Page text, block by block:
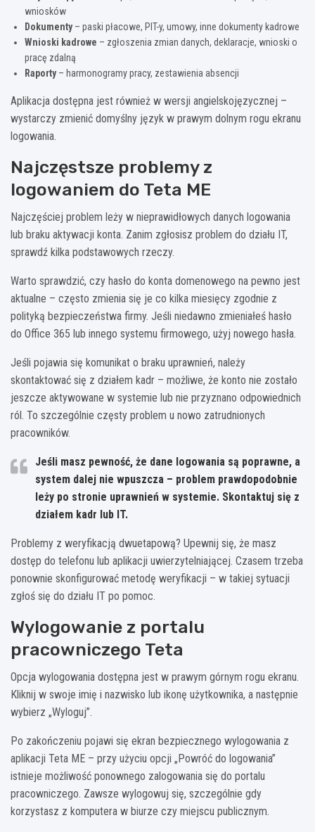
wniosków
Dokumenty– paski płacowe, PIT-y, umowy, inne dokumenty kadrowe
Wnioski kadrowe – zgłoszenia zmian danych, deklaracje, wnioski o
pracę zdalną
Raporty– harmonogramy pracy, zestawienia absencji
Aplikacja dostępna jest również w wersji angielskojęzycznej –
wystarczy zmienić domyślny język w prawym dolnym rogu ekranu
logowania.
Najczęstsze problemy z
logowaniem do Teta ME
Najczęściej problem leży w nieprawidłowych danych logowania
lub braku aktywacji konta. Zanim zgłosisz problem do działu IT,
sprawdź kilka podstawowych rzeczy.
Warto sprawdzić, czy hasło do konta domenowego na pewno jest
aktualne – często zmienia się je co kilka miesięcy zgodnie z
polityką bezpieczeństwa firmy. Jeśli niedawno zmieniałeś hasło
do Office 365 lub innego systemu firmowego, użyj nowego hasła.
Jeśli pojawia się komunikat o braku uprawnień, należy
skontaktować się z działem kadr – możliwe, że konto nie zostało
jeszcze aktywowane w systemie lub nie przyznano odpowiednich
ról. To szczególnie częsty problem u nowo zatrudnionych
pracowników.
Jeśli masz pewność, że dane logowania są poprawne, a
system dalej nie wpuszcza – problem prawdopodobnie
leży po stronie uprawnień w systemie. Skontaktuj się z
działem kadr lub IT.
Problemy z weryfikacją dwuetapową? Upewnij się, że masz
dostęp do telefonu lub aplikacji uwierzytelniającej. Czasem trzeba
ponownie skonfigurować metodę weryfikacji – w takiej sytuacji
zgłoś się do działu IT po pomoc.
Wylogowanie z portalu
pracowniczego Teta
Opcja wylogowania dostępna jest w prawym górnym rogu ekranu.
Kliknij w swoje imię i nazwisko lub ikonę użytkownika, a następnie
wybierz „Wyloguj”.
Po zakończeniu pojawi się ekran bezpiecznego wylogowania z
aplikacji Teta ME – przy użyciu opcji „Powróć do logowania”
istnieje możliwość ponownego zalogowania się do portalu
pracowniczego. Zawsze wylogowuj się, szczególnie gdy
korzystasz z komputera w biurze czy miejscu publicznym.